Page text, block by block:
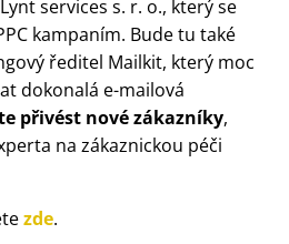
services s. r. o., který se
kampaním. Bude tu také
ředitel Mailkit, který moc
dokonalá e-mailová
přivést nové zákazníky,
na zákaznickou péči
zde.